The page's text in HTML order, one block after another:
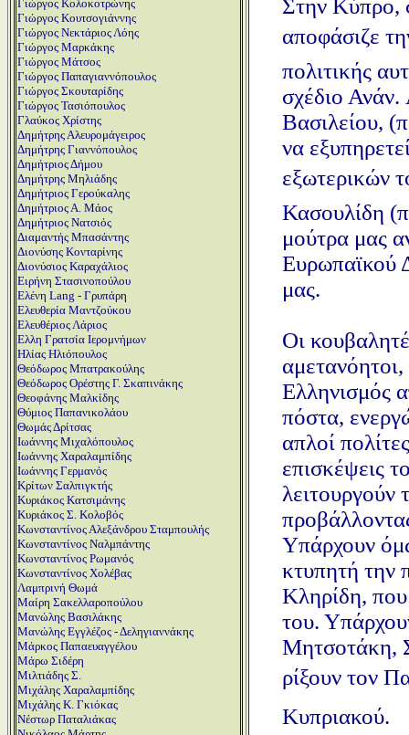
Γιώργος Κολοκοτρώνης
Γιώργος Κουτσογιάννης
Γιώργος Νεκτάριος Λόης
Γιώργος Μαρκάκης
Γιώργος Μάτσος
Γιώργος Παπαγιαννόπουλος
Γιώργος Σκουταρίδης
Γιώργος Τασιόπουλος
Γλαύκος Χρίστης
Δημήτρης Αλευρομάγειρος
Δημήτρης Γιαννόπουλος
Δημήτριος Δήμου
Δημήτρης Μηλιάδης
Δημήτριος Γερούκαλης
Δημήτριος Α. Μάος
Δημήτριος Νατσιός
Διαμαντής Μπασάντης
Διονύσης Κονταρίνης
Διονύσιος Καραχάλιος
Ειρήνη Στασινοπούλου
Ελένη Lang - Γρυπάρη
Ελευθερία Μαντζούκου
Ελευθέριος Λάριος
Ελλη Γρατσία Ιερομνήμων
Ηλίας Ηλιόπουλος
Θεόδωρος Μπατρακούλης
Θεόδωρος Ορέστης Γ. Σκαπινάκης
Θεοφάνης Μαλκίδης
Θύμιος Παπανικολάου
Θωμάς Δρίτσας
Ιωάννης Μιχαλόπουλος
Ιωάννης Χαραλαμπίδης
Ιωάννης Γερμανός
Κρίτων Σαλπιγκτής
Κυριάκος Κατσιμάνης
Κυριάκος Σ. Κολοβός
Κωνσταντίνος Αλεξάνδρου Σταμπουλής
Κωνσταντίνος Ναλμπάντης
Κωνσταντίνος Ρωμανός
Κωνσταντίνος Χολέβας
Λαμπρινή Θωμά
Μαίρη Σακελλαροπούλου
Μανώλης Βασιλάκης
Μανώλης Εγγλέζος - Δεληγιαννάκης
Μάρκος Παπαευαγγέλου
Μάρω Σιδέρη
Μιλτιάδης Σ.
Μιχάλης Χαραλαμπίδης
Μιχάλης Κ. Γκιόκας
Νέστωρ Παταλιάκας
Στην Κύπρο,
αποφάσιζε
πολιτικής
σχέδιο Ανάν.
Βασιλείου,
να
εξωτερικών
Κασουλίδη
μούτρα μας
Ευρωπαϊκού
μας.
Οι
Ελληνισμός
πόστα,
απλοί
επισκέψεις
λειτουργούν
Υπάρχουν
κτυπητή την
Κληρίδη,
του.
Μητσοτάκη,
ρίξουν τον
Κυπριακού.